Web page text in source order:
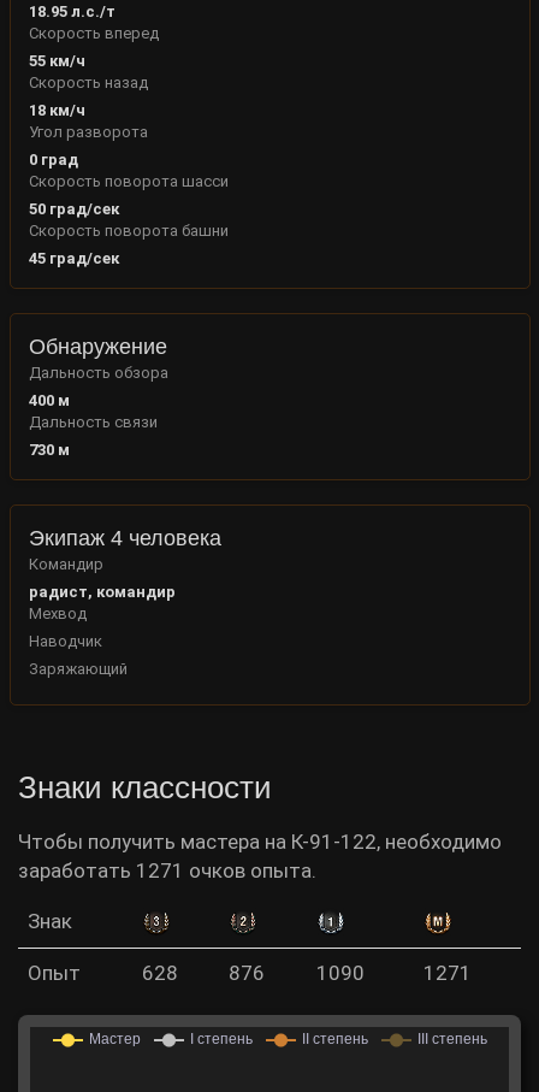
18.95л.с./т
Скорость вперед
55км/ч
Скорость назад
18км/ч
Угол разворота
0град
Скорость поворота шасси
50град/сек
Скорость поворота башни
45град/сек
Обнаружение
Дальность обзора
400м
Дальность связи
730м
Экипаж 4 человека
Командир
радист, командир
Мехвод
Наводчик
Заряжающий
Знаки классности
Чтобы получить мастера на К-91-122, необходимо
заработать 1271 очков опыта.
Знак
Опыт 628 876 1090 1271